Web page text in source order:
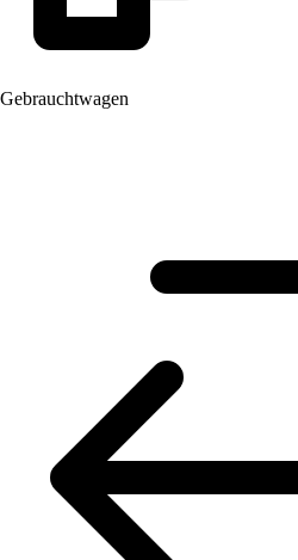
Gebrauchtwagen